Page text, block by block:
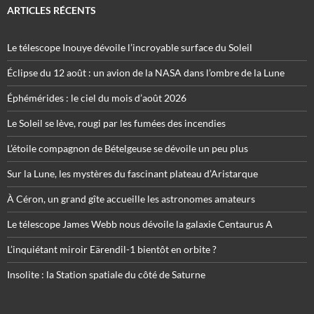
ARTICLES RÉCENTS
Le télescope Inouye dévoile l’incroyable surface du Soleil
Éclipse du 12 août : un avion de la NASA dans l’ombre de la Lune
Éphémérides : le ciel du mois d’août 2026
Le Soleil se lève, rougi par les fumées des incendies
L’étoile compagnon de Bételgeuse se dévoile un peu plus
Sur la Lune, les mystères du fascinant plateau d’Aristarque
À Céron, un grand gîte accueille les astronomes amateurs
Le télescope James Webb nous dévoile la galaxie Centaurus A
L’inquiétant miroir Eärendil-1 bientôt en orbite ?
Insolite : la Station spatiale du côté de Saturne